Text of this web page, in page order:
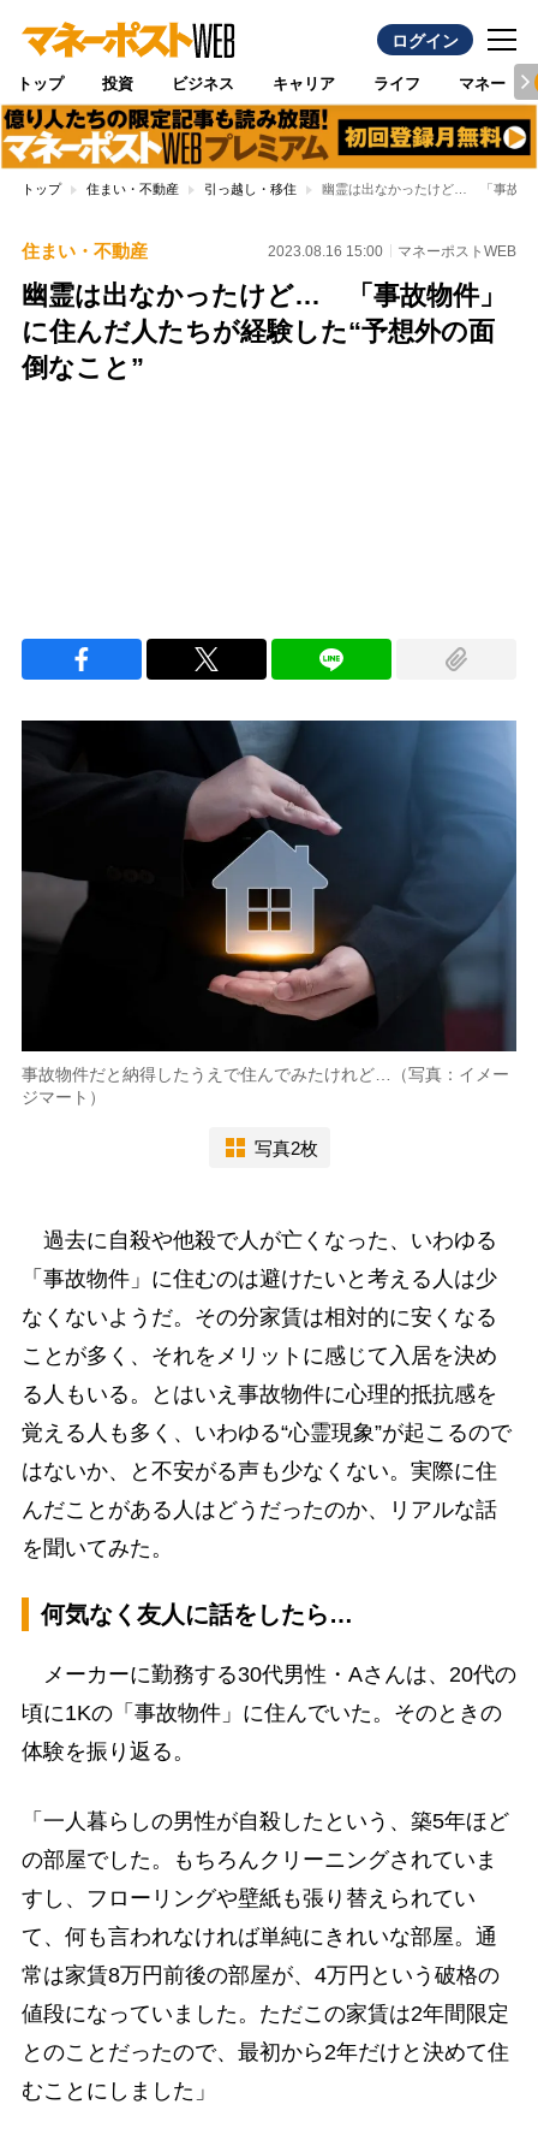
ログイン
トップ 投資 ビジネス キャリア ライフ マネー
トップ 住まい・不動産 引っ越し・移住 幽霊は出なかったけど… 「事故物
住まい・不動産 2023.08.16 15:00 マネーポストWEB
幽霊は出なかったけど… 「事故物件」
に住んだ人たちが経験した“予想外の面
倒なこと”
事故物件だと納得したうえで住んでみたけれど…（写真：イメー
ジマート）
写真2枚
過去に自殺や他殺で人が亡くなった、いわゆる
「事故物件」に住むのは避けたいと考える人は少
なくないようだ。その分家賃は相対的に安くなる
ことが多く、それをメリットに感じて入居を決め
る人もいる。とはいえ事故物件に心理的抵抗感を
覚える人も多く、いわゆる“心霊現象”が起こるので
はないか、と不安がる声も少なくない。実際に住
んだことがある人はどうだったのか、リアルな話
を聞いてみた。
何気なく友人に話をしたら…
メーカーに勤務する30代男性・Aさんは、20代の
頃に1Kの「事故物件」に住んでいた。そのときの
体験を振り返る。
「一人暮らしの男性が自殺したという、築5年ほど
の部屋でした。もちろんクリーニングされていま
すし、フローリングや壁紙も張り替えられてい
て、何も言われなければ単純にきれいな部屋。通
常は家賃8万円前後の部屋が、4万円という破格の
値段になっていました。ただこの家賃は2年間限定
とのことだったので、最初から2年だけと決めて住
むことにしました」